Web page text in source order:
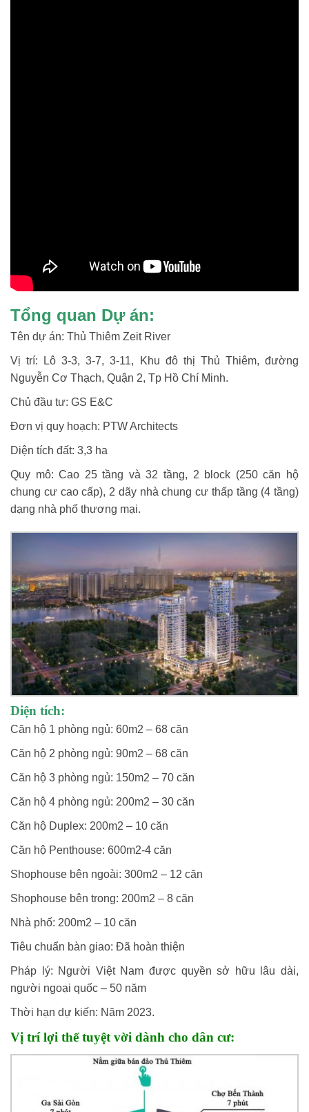
Tổng quan Dự án:
Tên dự án: Thủ Thiêm Zeit River
Vị trí: Lô 3-3, 3-7, 3-11, Khu đô thị Thủ Thiêm, đường
Nguyễn Cơ Thạch, Quận 2, Tp Hồ Chí Minh.
Chủ đầu tư: GS E&C
Đơn vị quy hoạch: PTW Architects
Diện tích đất: 3,3 ha
Quy mô: Cao 25 ​​tầng và 32 tầng, 2 block (250 căn hộ
chung cư cao cấp), 2 dãy nhà chung cư thấp tầng (4 tầng)
dạng nhà phố thương mại.
Diện tích:
Căn hộ 1 phòng ngủ: 60m2 – 68 căn
Căn hộ 2 phòng ngủ: 90m2 – 68 căn
Căn hộ 3 phòng ngủ: 150m2 – 70 căn
Căn hộ 4 phòng ngủ: 200m2 – 30 căn
Căn hộ Duplex: 200m2 – 10 căn
Căn hộ Penthouse: 600m2-4 căn
Shophouse bên ngoài: 300m2 – 12 căn
Shophouse bên trong: 200m2 – 8 căn
Nhà phố: 200m2 – 10 căn
Tiêu chuẩn bàn giao: Đã hoàn thiện
Pháp lý: Người Việt Nam được quyền sở hữu lâu dài,
người ngoại quốc – 50 năm
Thời hạn dự kiến: Năm 2023.
Vị trí lợi thế tuyệt vời dành cho dân cư: